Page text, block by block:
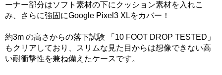
ーナー部分はソフト素材の下にクッション素材を入れこ
み、さらに強固にGoogle Pixel3 XLをカバー！
約3m の高さからの落下試験 「10 FOOT DROP TESTED」
もクリアしており、スリムな見た目からは想像できない高
い耐衝撃性を兼ね備えたケースです。